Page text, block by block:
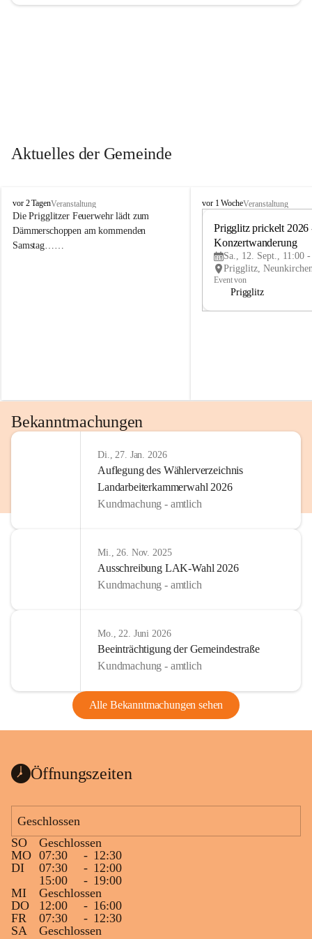
Aktuelles der Gemeinde
P
r
i
g
vor 2 TagenVeranstaltung
Die Prigglitzer Feuerwehr lädt zum
Dämmerschoppen am kommenden
Samstag……
P
vor 1 WocheVeranstaltung
Prigglitz prickelt 2026
Konzertwanderung
Sa., 12. Sept., 11:00
Event von
Prigglitz
Bekanntmachungen
Di., 27. Jan. 2026
Auflegung des Wählerverzeichnis
Landarbeiterkammerwahl 2026
Kundmachung - amtlich
Mi., 26. Nov. 2025
Ausschreibung LAK-Wahl 2026
Kundmachung - amtlich
Mo., 22. Juni 2026
Beeinträchtigung der Gemeindestraße
Kundmachung - amtlich
Alle Bekanntmachungen sehen
Öffnungszeiten
Geschlossen
SO
Geschlossen
MO 07:30 - 12:30
DI
07:30 - 12:00
15:00
- 19:00
MI
Geschlossen
DO
12:00 - 16:00
FR
07:30 - 12:30
SA
Geschlossen